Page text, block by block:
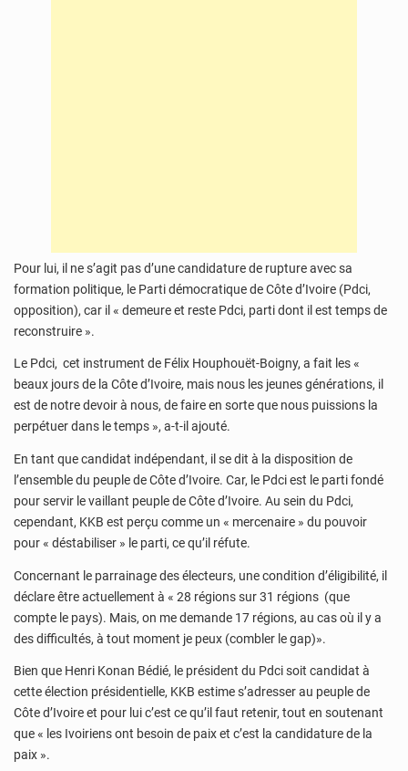
Pour lui, il ne s’agit pas d’une candidature de rupture avec sa
formation politique, le Parti démocratique de Côte d’Ivoire (Pdci,
opposition), car il « demeure et reste Pdci, parti dont il est temps de
reconstruire ».
Le Pdci, cet instrument de Félix Houphouët-Boigny, a fait les «
beaux jours de la Côte d’Ivoire, mais nous les jeunes générations, il
est de notre devoir à nous, de faire en sorte que nous puissions la
perpétuer dans le temps », a-t-il ajouté.
En tant que candidat indépendant, il se dit à la disposition de
l’ensemble du peuple de Côte d’Ivoire. Car, le Pdci est le parti fondé
pour servir le vaillant peuple de Côte d’Ivoire. Au sein du Pdci,
cependant, KKB est perçu comme un « mercenaire » du pouvoir
pour « déstabiliser » le parti, ce qu’il réfute.
Concernant le parrainage des électeurs, une condition d’éligibilité, il
déclare être actuellement à « 28 régions sur 31 régions (que
compte le pays). Mais, on me demande 17 régions, au cas où il y a
des difficultés, à tout moment je peux (combler le gap)».
Bien que Henri Konan Bédié, le président du Pdci soit candidat à
cette élection présidentielle, KKB estime s’adresser au peuple de
Côte d’Ivoire et pour lui c’est ce qu’il faut retenir, tout en soutenant
que « les Ivoiriens ont besoin de paix et c’est la candidature de la
paix ».